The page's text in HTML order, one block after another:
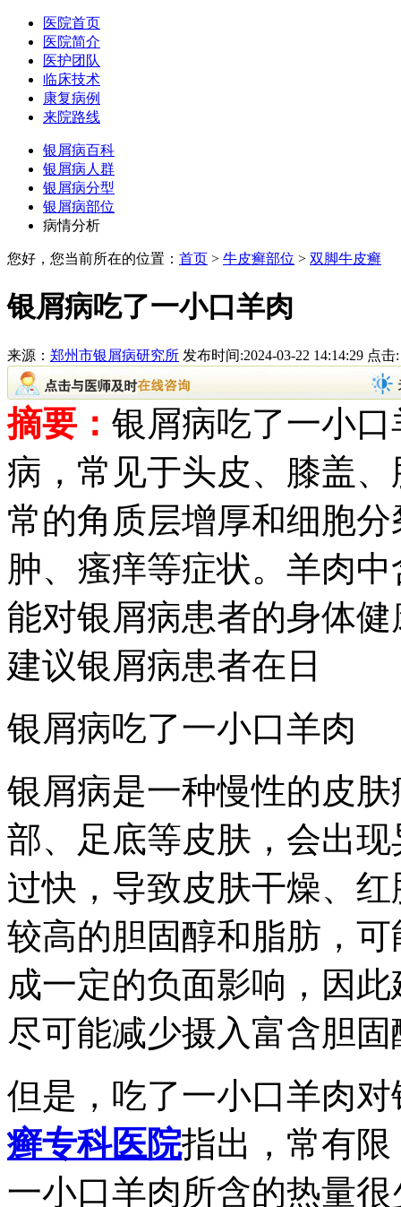
医院首页
医院简介
医护团队
临床技术
康复病例
来院路线
银屑病百科
银屑病人群
银屑病分型
银屑病部位
病情分析
您好，您当前所在的位置： 首页 > 牛皮癣部位 > 双脚牛皮癣
银屑病吃了一小口羊肉
来源： 郑州市银屑病研究所 发布时间:2024-03-22 14:14:29 点击:
摘要： 银屑病吃了一小
病，常见于头皮、膝盖
常的角质层增厚和细胞
肿、瘙痒等症状。羊肉
能对银屑病患者的身体
建议银屑病患者在日
银屑病吃了一小口羊肉
银屑病是一种慢性的皮
部、足底等皮肤，会出
过快，导致皮肤干燥、
较高的胆固醇和脂肪，
成一定的负面影响，因
尽可能减少摄入富含胆
但是，吃了一小口羊肉
癣专科医院指出，常有
一小口羊肉所含的热量